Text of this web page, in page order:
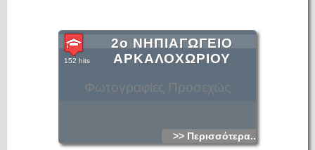
Φωτογραφίες Προσεχώς
2ο ΝΗΠΙΑΓΩΓΕΙΟ
ΑΡΚΑΛΟΧΩΡΙΟΥ
152 hits
>> Περισσότερα...